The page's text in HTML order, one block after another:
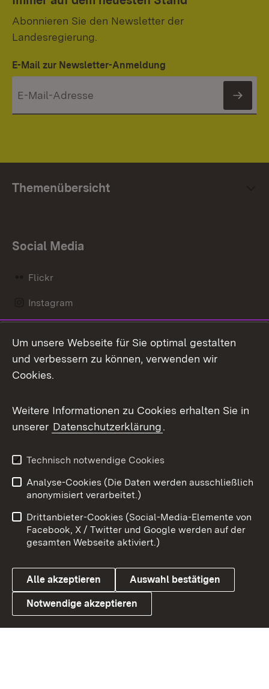
Abonnieren Sie den Newsletter der
Landesregierung.
E-Mail zur Newsletter-Anmeldung
Themenübersicht
Social Media
Flickr
Instagram
Mastodon
Messenger
Social Wall
X / Twitter
Youtube
Link zum Landesportal
Benutzungshinweise
Barrierefreiheit
Datenschutz
Cookies
Um unsere Webseite für Sie optimal gestalten
und verbessern zu können, verwenden wir
Cookies.
Weitere Informationen zu Cookies erhalten Sie in
unserer Datenschutzerklärung.
Technisch notwendige Cookies
Analyse-Cookies (Die Daten werden ausschließlich
anonymisiert verarbeitet.)
Drittanbieter-Cookies (Social-Media-Elemente von
Facebook, X / Twitter und Google werden auf der
gesamten Webseite aktiviert.)
Alle akzeptieren Auswahl bestätigen
Notwendige akzeptieren